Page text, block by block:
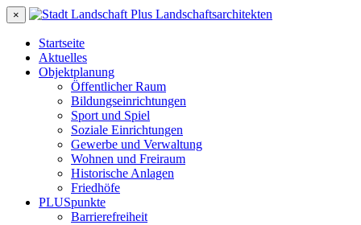
×
Startseite
Aktuelles
Objektplanung
Öffentlicher Raum
Bildungseinrichtungen
Sport und Spiel
Soziale Einrichtungen
Gewerbe und Verwaltung
Wohnen und Freiraum
Historische Anlagen
Friedhöfe
PLUSpunkte
Barrierefreiheit